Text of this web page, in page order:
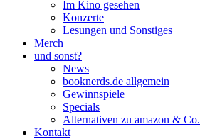
Im Kino gesehen
Konzerte
Lesungen und Sonstiges
Merch
und sonst?
News
booknerds.de allgemein
Gewinnspiele
Specials
Alternativen zu amazon & Co.
Kontakt